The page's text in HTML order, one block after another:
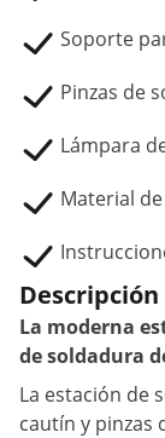
Soporte
Pinzas de
Lámpara
Material
La moderna
de soldadura
La estación de
cautín y pinzas